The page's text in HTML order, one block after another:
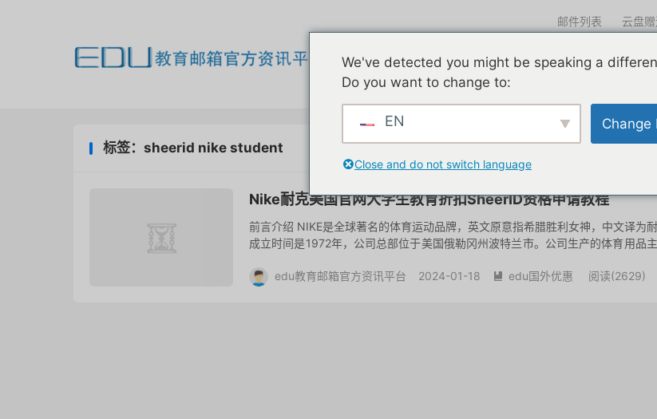
我们一直在努力
edu邮箱申请
邮件列表 云盘
标签：sheerid nike student
Nike耐克美国官网大学生教育折扣SheerID资格申请教程
前言介绍 NIKE是全球著名的体育运动品牌，英文原意指希腊胜利女神，中文译为耐
成立时间是1972年，公司总部位于美国俄勒冈州波特兰市。公司生产的体育用品
edu教育邮箱官方资讯平台
2024-01-18  edu国外优惠 阅读(2629)
We've detected you might be speaking a
Do you want to change to:
EN Change
Close and do not switch language